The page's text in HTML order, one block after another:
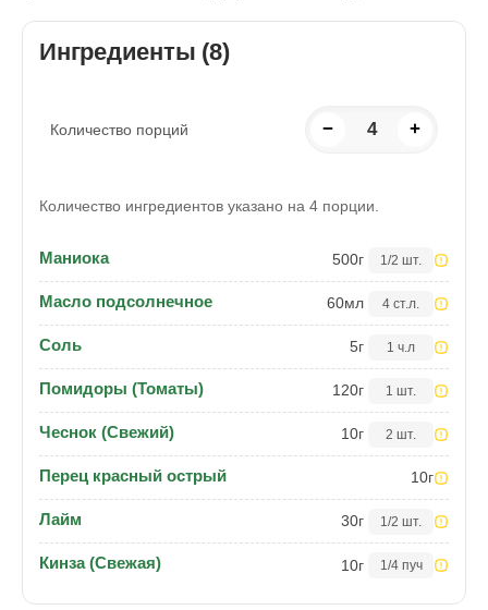
Ингредиенты (8)
Количество порций − 4 +
Количество ингредиентов указано на 4 порции.
Маниока 500г 1/2 шт.
Масло подсолнечное 60мл 4 ст.л.
Соль 5г 1 ч.л
Помидоры (Томаты) 120г 1 шт.
Чеснок (Свежий) 10г 2 шт.
Перец красный острый 10г
Лайм 30г 1/2 шт.
Кинза (Свежая) 10г 1/4 пуч